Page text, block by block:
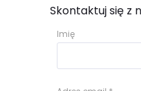
Skontaktuj się z
Imię